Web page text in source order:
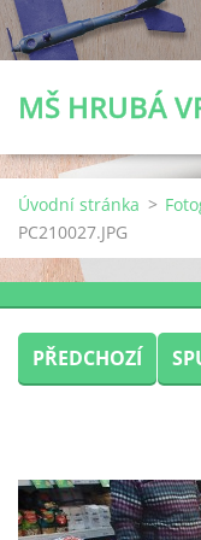
MŠ HRUBÁ
Úvodní stránka >
PC210027.JPG
PŘEDCHOZÍ